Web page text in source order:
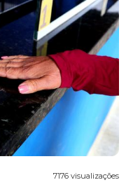
7176 visualizações